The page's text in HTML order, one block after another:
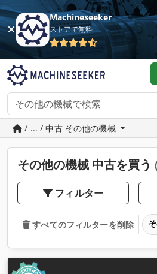
Machineseeker
ストアで無料
/ ... / 中古 その他の機械
その他の機械 中古を買う
フィルター
すべてのフィルターを削除